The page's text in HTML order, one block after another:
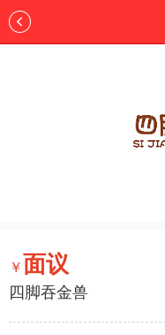
￥面议
四脚吞金兽